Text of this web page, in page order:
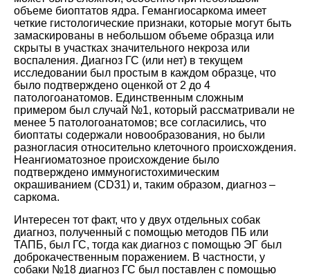
объеме биоптатов ядра. Гемангиосаркома имеет
четкие гистологические признаки, которые могут быть
замаскированы в небольшом объеме образца или
скрыты в участках значительного некроза или
воспаления. Диагноз ГС (или нет) в текущем
исследовании был простым в каждом образце, что
было подтверждено оценкой от 2 до 4
патологоанатомов. Единственным сложным
примером был случай №1, который рассматривали не
менее 5 патологоанатомов; все согласились, что
биоптаты содержали новообразования, но были
разногласия относительно клеточного происхождения.
Неангиоматозное происхождение было
подтверждено иммуногистохимическим
окрашиванием (CD31) и, таким образом, диагноз –
саркома.
Интересен тот факт, что у двух отдельных собак
диагноз, полученный с помощью методов ПБ или
ТАПБ, был ГС, тогда как диагноз с помощью ЭГ был
доброкачественным поражением. В частности, у
собаки №18 диагноз ГС был поставлен с помощью